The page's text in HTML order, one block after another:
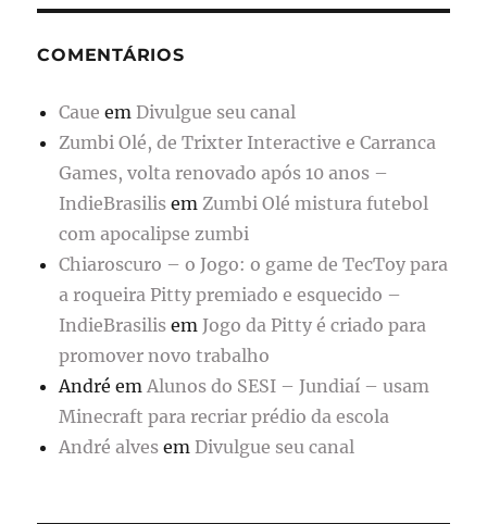
COMENTÁRIOS
Caue emDivulgue seu canal
Zumbi Olé, de Trixter Interactive e Carranca
Games, volta renovado após 10 anos –
IndieBrasilis emZumbi Olé mistura futebol
com apocalipse zumbi
Chiaroscuro – o Jogo: o game de TecToy para
a roqueira Pitty premiado e esquecido –
IndieBrasilis em Jogo da Pitty é criado para
promover novo trabalho
André emAlunos do SESI – Jundiaí – usam
Minecraft para recriar prédio da escola
André alves emDivulgue seu canal